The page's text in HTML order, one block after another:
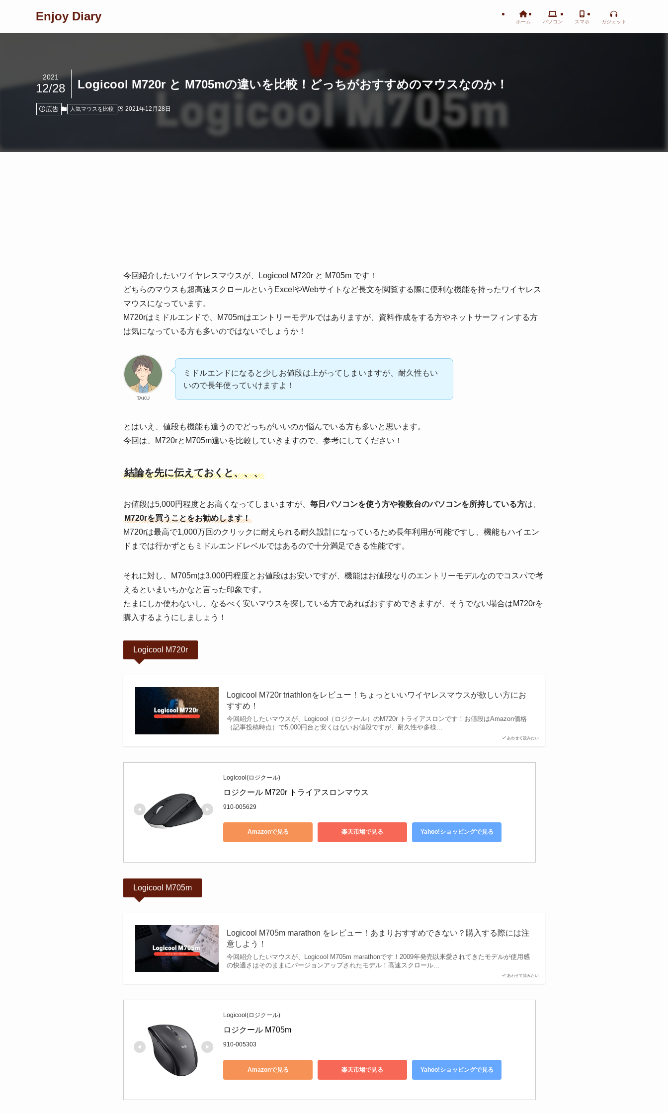
Enjoy Diary ホーム パソコン スマホ ガジェット
Logicool M720r と M705mの違いを比較！どっちがおすすめのマウスなのか！
2021
12/28
広告 人気マウスを比較 2021年12月28日
今回紹介したいワイヤレスマウスが、Logicool M720r と M705m です！
どちらのマウスも超高速スクロールというExcelやWebサイトなど長文を閲覧する際に便利な機能を持ったワイヤレス
マウスになっています。
M720rはミドルエンドで、M705mはエントリーモデルではありますが、資料作成をする方やネットサーフィンする方
は気になっている方も多いのではないでしょうか！
TAKU
ミドルエンドになると少しお値段は上がってしまいますが、耐久性もい
いので長年使っていけますよ！
とはいえ、値段も機能も違うのでどっちがいいのか悩んでいる方も多いと思います。
今回は、M720rとM705m違いを比較していきますので、参考にしてください！
結論を先に伝えておくと、、、
お値段は5,000円程度とお高くなってしまいますが、 毎日パソコンを使う方や複数台のパソコンを所持している方は、
M720rを買うことをお勧めします！
M720rは最高で1,000万回のクリックに耐えられる耐久設計になっているため長年利用が可能ですし、機能もハイエン
ドまでは行かずともミドルエンドレベルではあるので十分満足できる性能です。
それに対し、M705mは3,000円程度とお値段はお安いですが、機能はお値段なりのエントリーモデルなのでコスパで考
えるといまいちかなと言った印象です。
たまにしか使わないし、なるべく安いマウスを探している方であればおすすめできますが、そうでない場合はM720rを
購入するようにしましょう！
Logicool M720r
あわせて読みたい
Logicool M720r triathlonをレビュー！ちょっといいワイヤレスマウスが欲しい方にお
すすめ！
今回紹介したいマウスが、Logicool（ロジクール）のM720r トライアスロンです！お値段はAmazon価格
（記事投稿時点）で5,000円台と安くはないお値段ですが、耐久性や多様…
Logicool(ロジクール)
ロジクール M720r トライアスロンマウス
910-005629
Amazonで見る 楽天市場で見る Yahoo!ショッピングで見る
Logicool M705m
あわせて読みたい
Logicool M705m marathon をレビュー！あまりおすすめできない？購入する際には注
意しよう！
今回紹介したいマウスが、Logicool M705m marathonです！2009年発売以来愛されてきたモデルが使用感
の快適さはそのままにバージョンアップされたモデル！高速スクロール…
Logicool(ロジクール)
ロジクール M705m
910-005303
Amazonで見る 楽天市場で見る Yahoo!ショッピングで見る